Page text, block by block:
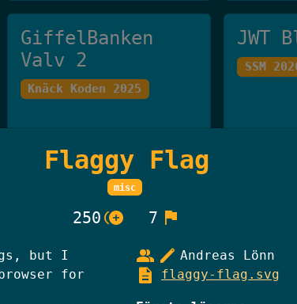
GiffelBanken
Valv 2
Knäck Koden 2025
20 lösare 250
JWT
SSM
Han Som Inte Får
Nämnas
Knäck Koden 2025
Flaggy Flag
misc
250 control_point_duplicate 7 flag
but I
for
group edit Andreas Lönn
description flaggy-flag.svg